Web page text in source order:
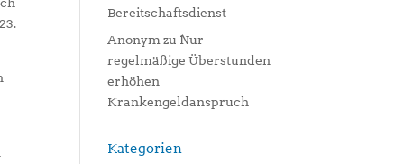
Bereitschaftsdienst
Anonym zu Nur
regelmäßige Überstunden
erhöhen
Krankengeldanspruch
Kategorien